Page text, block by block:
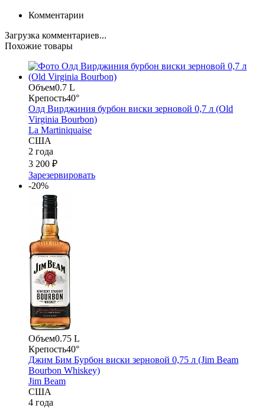
Комментарии
Загрузка комментариев...
Похожие товары
Объем0.7 L
Крепость40°
Олд Вирджиния бурбон виски зерновой 0,7 л (Old
Virginia Bourbon)
La Martiniquaise
США
2 года
3 200 ₽
Зарезервировать
-20%
Объем0.75 L
Крепость40°
Джим Бим Бурбон виски зерновой 0,75 л (Jim Beam
Bourbon Whiskey)
Jim Beam
США
4 года